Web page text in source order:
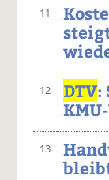
11
12 DTV:
13